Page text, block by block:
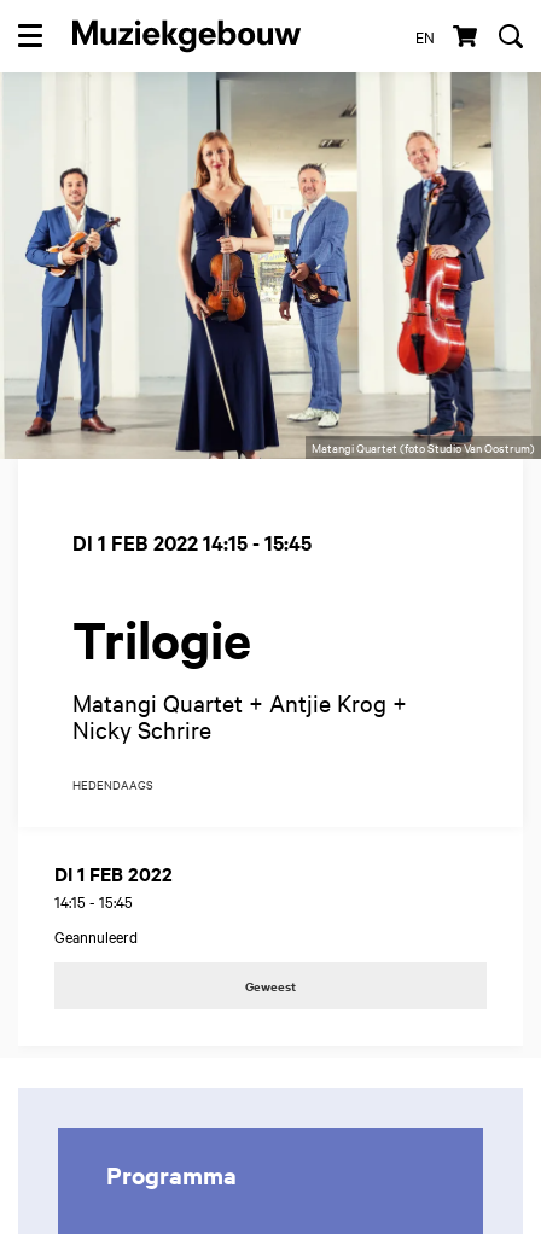
EN
Menu
Matangi Quartet (foto Studio Van Oostrum)
Trilogie
Matangi Quartet + Antjie Krog +
Nicky Schrire
DI 1 FEB 202214:15 - 15:45
HEDENDAAGS
DI 1 FEB 2022
14:15 - 15:45
Geannuleerd
Geweest
Programma